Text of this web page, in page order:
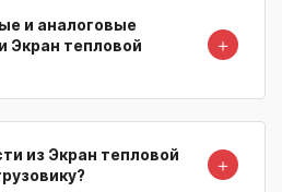
и аналоговые
Экран тепловой
＋
из Экран тепловой
＋